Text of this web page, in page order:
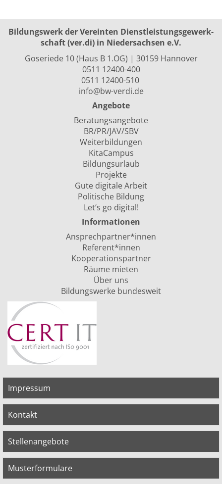
Bildungswerk der Vereinten Dienst­leis­tungs­ge­werk­
schaft (ver.di) in Niedersachsen e.V.
Goseriede 10 (Haus B 1.OG) | 30159 Hannover
0511 12400-400
0511 12400-510
info@bw-verdi.de
Angebote
Beratungsangebote
BR/PR/JAV/SBV
Weiterbildungen
KitaCampus
Bildungsurlaub
Projekte
Gute digitale Arbeit
Politische Bildung
Let‘s go digital!
Informationen
Ansprechpartner*innen
Referent*innen
Kooperationspartner
Räume mieten
Über uns
Bildungswerke bundesweit
Impressum
Kontakt
Stellenangebote
Musterformulare